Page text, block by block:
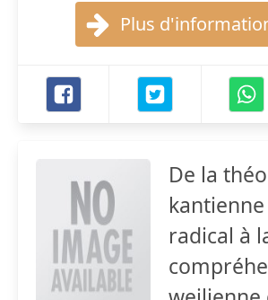
Plus
De la
radical à